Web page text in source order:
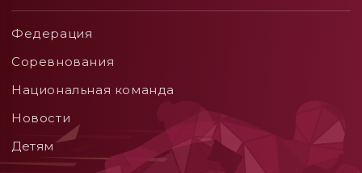
Федерация
Соревнования
Национальная команда
Новости
Детям